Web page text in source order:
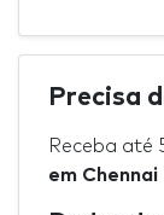
Precisa
Receba até
em Chennai